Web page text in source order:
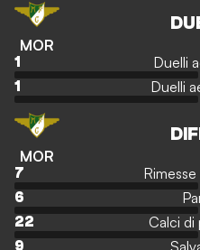
MOR
1 Duelli
1
Duelli
MOR
7
6
22
Calci di
9